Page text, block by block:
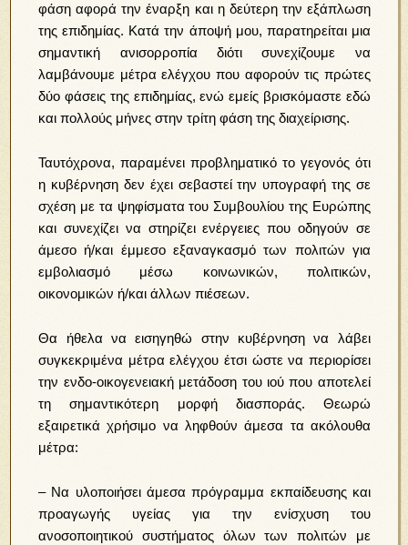
φάση αφορά την έναρξη και η δεύτερη την εξάπλωση
της επιδημίας. Κατά την άποψή μου, παρατηρείται μια
σημαντική ανισορροπία διότι συνεχίζουμε να
λαμβάνουμε μέτρα ελέγχου που αφορούν τις πρώτες
δύο φάσεις της επιδημίας, ενώ εμείς βρισκόμαστε εδώ
και πολλούς μήνες στην τρίτη φάση της διαχείρισης.
Ταυτόχρονα, παραμένει προβληματικό το γεγονός ότι
η κυβέρνηση δεν έχει σεβαστεί την υπογραφή της σε
σχέση με τα ψηφίσματα του Συμβουλίου της Ευρώπης
και συνεχίζει να στηρίζει ενέργειες που οδηγούν σε
άμεσο ή/και έμμεσο εξαναγκασμό των πολιτών για
εμβολιασμό μέσω κοινωνικών, πολιτικών,
οικονομικών ή/και άλλων πιέσεων.
Θα ήθελα να εισηγηθώ στην κυβέρνηση να λάβει
συγκεκριμένα μέτρα ελέγχου έτσι ώστε να περιορίσει
την ενδο-οικογενειακή μετάδοση του ιού που αποτελεί
τη σημαντικότερη μορφή διασποράς. Θεωρώ
εξαιρετικά χρήσιμο να ληφθούν άμεσα τα ακόλουθα
μέτρα:
– Να υλοποιήσει άμεσα πρόγραμμα εκπαίδευσης και
προαγωγής υγείας για την ενίσχυση του
ανοσοποιητικού συστήματος όλων των πολιτών με